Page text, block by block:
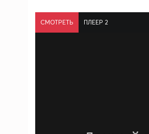
СМОТРЕТЬ ПЛЕЕР 2